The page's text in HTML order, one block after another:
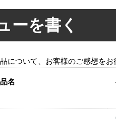
ーを書く
について、お客様のご感想をお
名